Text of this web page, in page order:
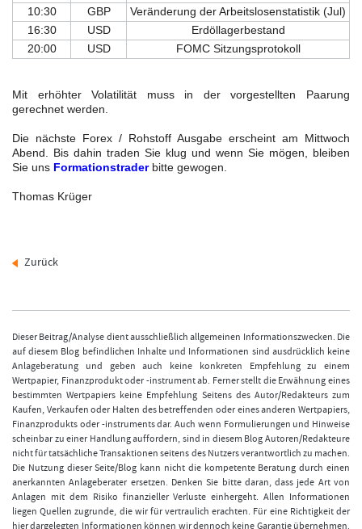
10:30
GBP
Veränderung der Arbeitslosenstatistik (Jul)
16:30
USD
Erdöllagerbestand
20:00
USD FOMC Sitzungsprotokoll
Mit erhöhter Volatilität muss in der vorgestellten Paarung
gerechnet werden.
Die nächste Forex / Rohstoff Ausgabe erscheint am Mittwoch
Abend. Bis dahin traden Sie klug und wenn Sie mögen, bleiben
Sie uns Formationstrader bitte gewogen.
Thomas Krüger
Zurück
Dieser Beitrag/Analyse dient ausschließlich allgemeinen Informationszwecken. Die
auf diesem Blog befindlichen Inhalte und Informationen sind ausdrücklich keine
Anlageberatung und geben auch keine konkreten Empfehlung zu einem
Wertpapier, Finanzprodukt oder -instrument ab. Ferner stellt die Erwähnung eines
bestimmten Wertpapiers keine Empfehlung Seitens des Autor/Redakteurs zum
Kaufen, Verkaufen oder Halten des betreffenden oder eines anderen Wertpapiers,
Finanzprodukts oder -instruments dar. Auch wenn Formulierungen und Hinweise
scheinbar zu einer Handlung auffordern, sind in diesem Blog Autoren/Redakteure
nicht für tatsächliche Transaktionen seitens des Nutzers verantwortlich zu machen.
Die Nutzung dieser Seite/Blog kann nicht die kompetente Beratung durch einen
anerkannten Anlageberater ersetzen. Denken Sie bitte daran, dass jede Art von
Anlagen mit dem Risiko finanzieller Verluste einhergeht. Allen Informationen
liegen Quellen zugrunde, die wir für vertraulich erachten. Für eine Richtigkeit der
hier dargelegten Informationen können wir dennoch keine Garantie übernehmen.